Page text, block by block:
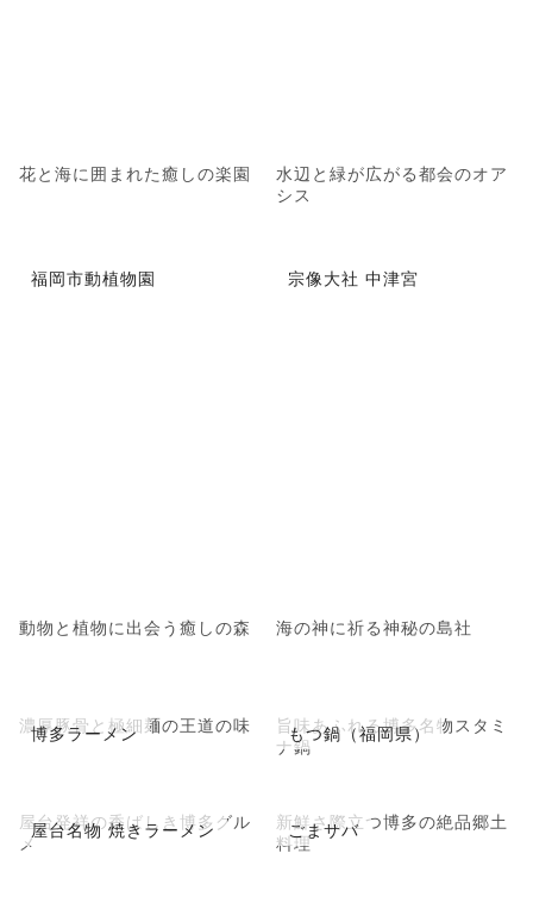
花と海に囲まれた癒しの楽園
水辺と緑が広がる都会のオア
シス
福岡市動植物園
動物と植物に出会う癒しの森
宗像大社 中津宮
海の神に祈る神秘の島社
博多ラーメン
濃厚豚骨と極細麺の王道の味 もつ鍋（福岡県）
旨味あふれる博多名物スタミ
ナ鍋
屋台名物 焼きラーメン
屋台発祥の香ばしき博多グル
メ
ごまサバ
新鮮さ際立つ博多の絶品郷土
料理